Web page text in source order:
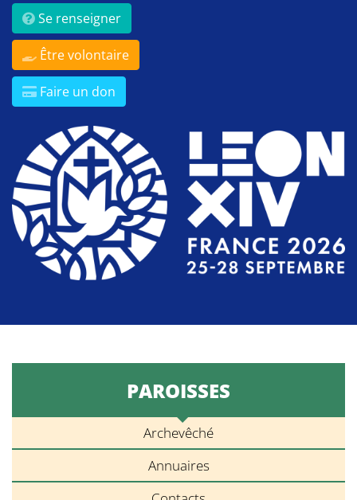
Se renseigner
Être volontaire
Faire un don
PAROISSES
Archevêché
Annuaires